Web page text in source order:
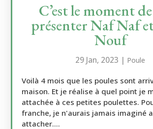
C’est le moment
présenter Naf Naf
Nouf
29 Jan, 2023 | Poule
Voilà 4 mois que les poules sont
maison. Et je réalise à quel point je
attachée à ces petites poulettes.
franche, je n'aurais jamais imaginé
attacher....